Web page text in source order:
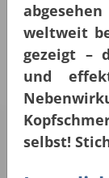
weltweit
gezeigt –
und
selbst!